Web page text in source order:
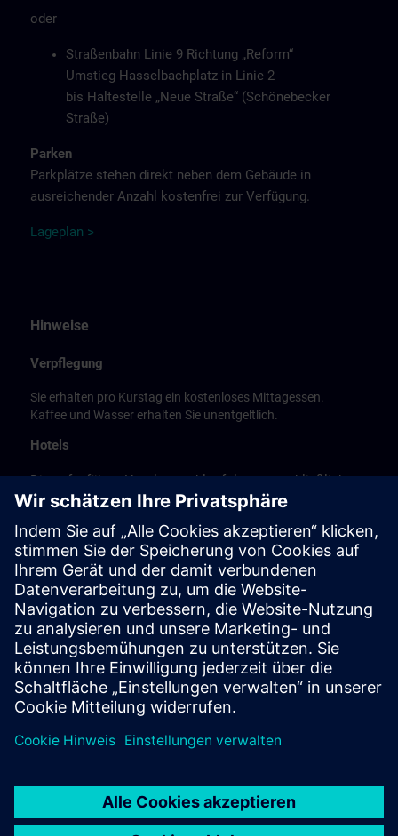
oder
Straßenbahn Linie 9 Richtung „Reform“
Umstieg Hasselbachplatz in Linie 2
bis Haltestelle „Neue Straße“ (Schönebecker
Straße)
Parken
Parkplätze stehen direkt neben dem Gebäude in
ausreichender Anzahl kostenfrei zur Verfügung.
Lagep lan >
Hinweise
Verpflegung
Sie erhalten pro Kurstag ein kostenloses Mittagessen.
Kaffee und Wasser erhalten Sie unentgeltlich.
Hotels
Die aufgeführte Hotelauswahl erfolgte ausschließlich
anhand der Nähe der Hotels zum Kursort bzw. anhand
der günstigen Verkehrsanbindung zum
Veranstaltungsort.
Es handelt sich hierbei nicht um Siemens-
Vertragshotels, daher können wir für die Qualität der
Hotels keine Gewähr übernehmen.
Stornierung
Bitte stornieren Sie schriftlich.